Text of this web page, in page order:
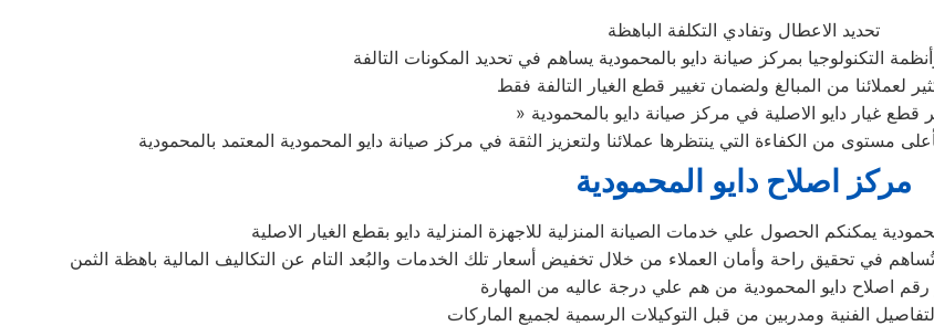
تحديد الاعطال وتفادي التكلفة الباهظة
التكنولوجيا بمركز صيانة دايو بالمحمودية يساهم في تحديد المكونات التالفة
لعملائنا من المبالغ ولضمان تغيير قطع الغيار التالفة فقط
مركز اصلاح دايو المحمودية
يمكنكم الحصول علي خدمات الصيانة المنزلية للاجهزة المنزلية دايو بقطع الغيار الاصلية
اصلاح دايو المحمودية من هم علي درجة عاليه من المهارة
الفنية ومدربين من قبل التوكيلات الرسمية لجميع الماركات